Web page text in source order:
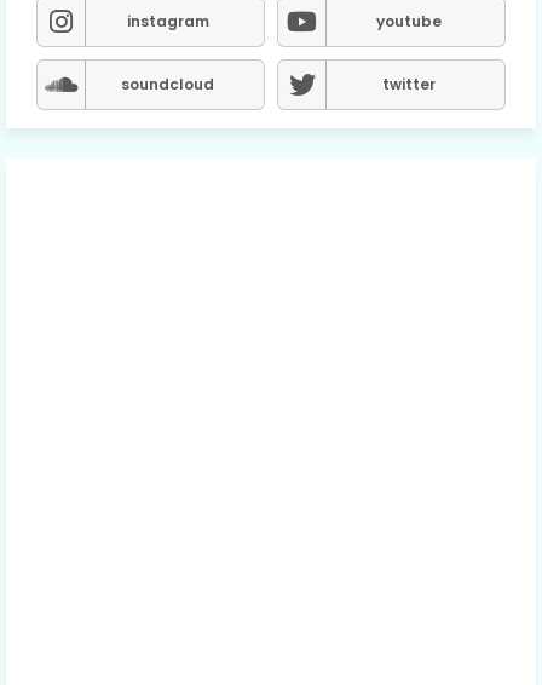
instagram youtube
soundcloud twitter